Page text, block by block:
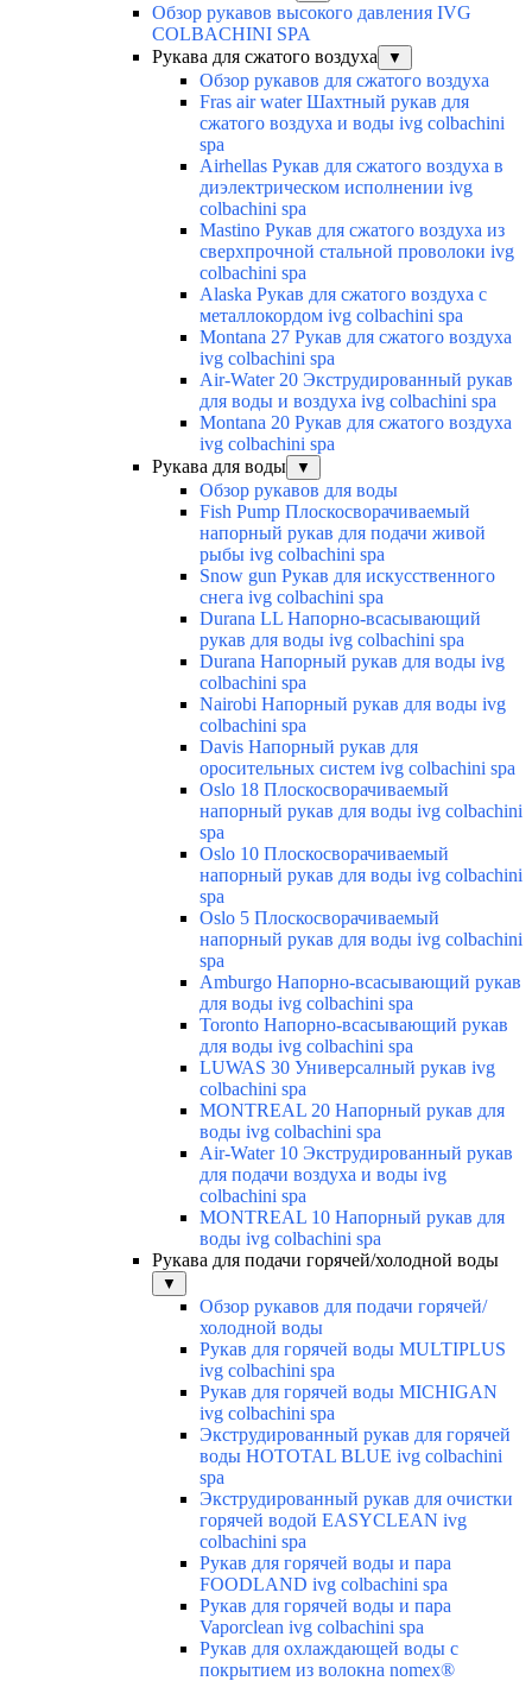
Обзор рукавов высокого давления IVG
COLBACHINI SPA
Рукава для сжатого воздуха
▼
Обзор рукавов для сжатого воздуха
Fras air water Шахтный рукав для
сжатого воздуха и воды ivg colbachini
spa
Airhellas Рукав для сжатого воздуха в
диэлектрическом исполнении ivg
colbachini spa
Mastino Рукав для сжатого воздуха из
сверхпрочной стальной проволоки ivg
colbachini spa
Alaska Рукав для сжатого воздуха с
металлокордом ivg colbachini spa
Montana 27 Рукав для сжатого воздуха
ivg colbachini spa
Air-Water 20 Экструдированный рукав
для воды и воздуха ivg colbachini spa
Montana 20 Рукав для сжатого воздуха
ivg colbachini spa
Рукава для воды
▼
Обзор рукавов для воды
Fish Pump Плоскосворачиваемый
напорный рукав для подачи живой
рыбы ivg colbachini spa
Snow gun Рукав для искусственного
снега ivg colbachini spa
Durana LL Напорно-всасывающий
рукав для воды ivg colbachini spa
Durana Напорный рукав для воды ivg
colbachini spa
Nairobi Напорный рукав для воды ivg
colbachini spa
Davis Напорный рукав для
оросительных систем ivg colbachini spa
Oslo 18 Плоскосворачиваемый
напорный рукав для воды ivg colbachini
spa
Oslo 10 Плоскосворачиваемый
напорный рукав для воды ivg colbachini
spa
Oslo 5 Плоскосворачиваемый
напорный рукав для воды ivg colbachini
spa
Amburgo Напорно-всасывающий рукав
для воды ivg colbachini spa
Toronto Напорно-всасывающий рукав
для воды ivg colbachini spa
LUWAS 30 Универсалный рукав ivg
colbachini spa
MONTREAL 20 Напорный рукав для
воды ivg colbachini spa
Air-Water 10 Экструдированный рукав
для подачи воздуха и воды ivg
colbachini spa
MONTREAL 10 Напорный рукав для
воды ivg colbachini spa
Рукава для подачи горячей/холодной воды
▼
Обзор рукавов для подачи горячей/
холодной воды
Рукав для горячей воды MULTIPLUS
ivg colbachini spa
Рукав для горячей воды MICHIGAN
ivg colbachini spa
Экструдированный рукав для горячей
воды HOTOTAL BLUE ivg colbachini
spa
Экструдированный рукав для очистки
горячей водой EASYCLEAN ivg
colbachini spa
Рукав для горячей воды и пара
FOODLAND ivg colbachini spa
Рукав для горячей воды и пара
Vaporclean ivg colbachini spa
Рукав для охлаждающей воды с
покрытием из волокна nomex®